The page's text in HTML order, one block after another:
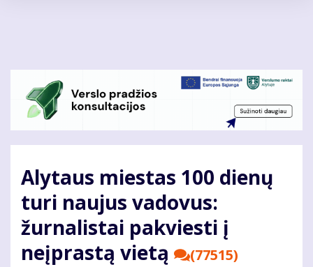
Alytaus miestas 100 dienų
turi naujus vadovus:
žurnalistai pakviesti į
neįprastą vietą
(77515)